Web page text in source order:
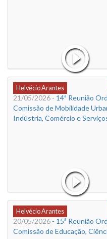
Helvécio Arantes
21/05/2026 - 14ª Reunião
Comissão de Mobilidade
Indústria, Comércio e
Helvécio Arantes
20/05/2026 - 15ª Reunião
Comissão de Educação,